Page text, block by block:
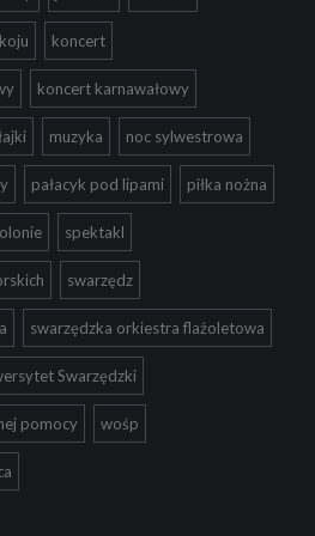
koncert
koncert karnawałowy
muzyka noc sylwestrowa
pałacyk pod lipami piłka nożna
spektakl
swarzędz
swarzędzka orkiestra flażoletowa
Swarzędzki
pomocy wośp